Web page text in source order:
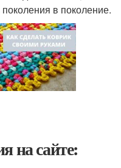
в поколение.
на сайте: